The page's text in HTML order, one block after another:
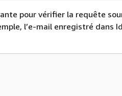
pour vérifier la requête
l’e-mail enregistré dans